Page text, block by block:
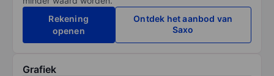
Rekening
openen
Ontdek het aanbod van
Saxo
Grafiek